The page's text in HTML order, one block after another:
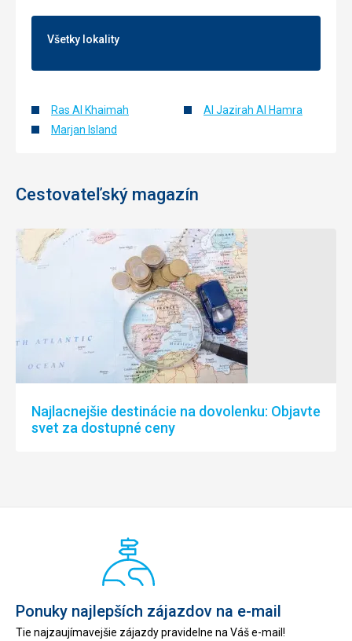
Všetky lokality
Ras Al Khaimah
Marjan Island
Al Jazirah Al Hamra
Cestovateľský magazín
Najlacnejšie destinácie na dovolenku: Objavte
svet za dostupné ceny
Ponuky najlepších zájazdov na e-mail
Tie najzaujímavejšie zájazdy pravidelne na Váš e-mail!